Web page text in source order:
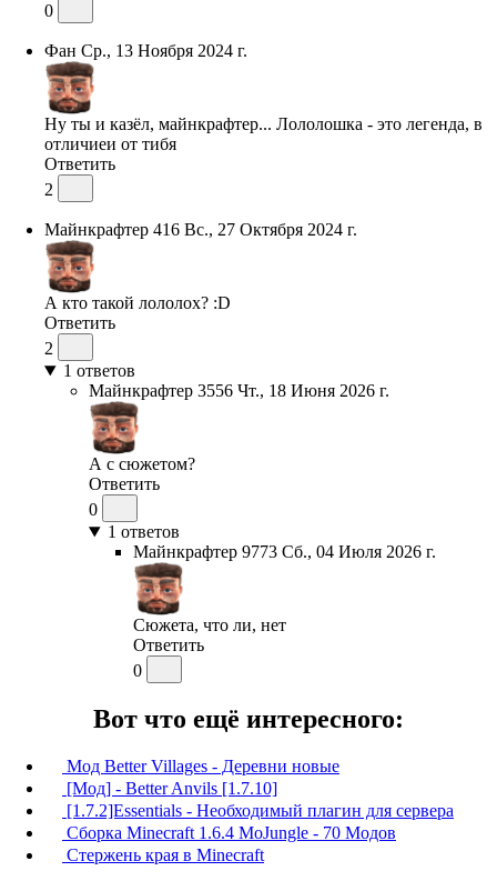
0
Фан Ср., 13 Ноября 2024 г.
Ну ты и казёл, майнкрафтер... Лололошка - это легенда, в
отличиеи от тибя
Ответить
2
Майнкрафтер 416 Вс., 27 Октября 2024 г.
А кто такой лололох? :D
Ответить
2
1 ответов
Майнкрафтер 3556 Чт., 18 Июня 2026 г.
А с сюжетом?
Ответить
0
1 ответов
Майнкрафтер 9773 Сб., 04 Июля 2026 г.
Сюжета, что ли, нет
Ответить
0
Вот что ещё интересного:
Мод Better Villages - Деревни новые
[Мод] - Better Anvils [1.7.10]
[1.7.2]Essentials - Необходимый плагин для сервера
Сборка Minecraft 1.6.4 MoJungle - 70 Модов
Стержень края в Minecraft